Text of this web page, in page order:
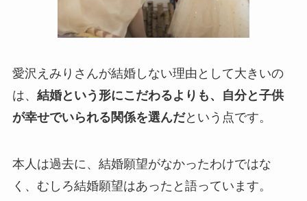
愛沢えみりさんが結婚しない理由として大きいの
は、 結婚という形にこだわるよりも、自分と子供
が幸せでいられる関係を選んだという点です。
本人は過去に、結婚願望がなかったわけではな
く、むしろ結婚願望はあったと語っています。